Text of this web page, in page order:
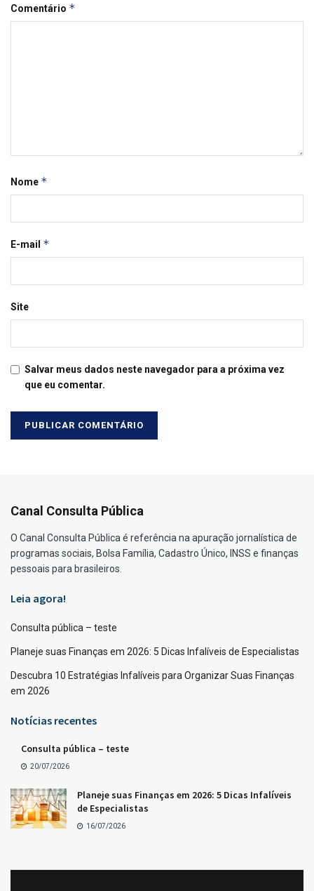
Comentário *
Nome *
E-mail *
Site
Salvar meus dados neste navegador para a próxima vez
que eu comentar.
Canal Consulta Pública
O Canal Consulta Pública é referência na apuração jornalística de
programas sociais, Bolsa Família, Cadastro Único, INSS e finanças
pessoais para brasileiros.
Leia agora!
Consulta pública – teste
Planeje suas Finanças em 2026: 5 Dicas Infalíveis de Especialistas
Descubra 10 Estratégias Infalíveis para Organizar Suas Finanças
em 2026
Notícias recentes
Consulta pública – teste
20/07/2026
Planeje suas Finanças em 2026: 5 Dicas Infalíveis
de Especialistas
16/07/2026